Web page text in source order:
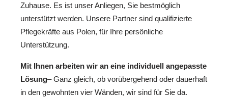
Zuhause. Es ist unser Anliegen, Sie bestmöglich
unterstützt werden. Unsere Partner sind qualifizierte
Pflegekräfte aus Polen, für Ihre persönliche
Unterstützung.
Mit Ihnen arbeiten wir an eine individuell angepasste
Lösung– Ganz gleich, ob vorübergehend oder dauerhaft
in den gewohnten vier Wänden, wir sind für Sie da.